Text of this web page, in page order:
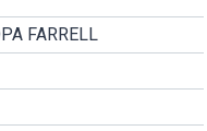
FARRELL